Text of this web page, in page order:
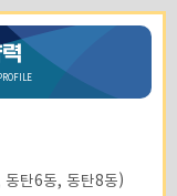
탄6동, 동탄8동)